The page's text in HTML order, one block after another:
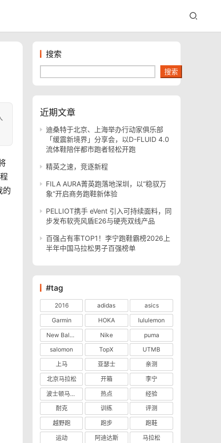
的
搜索
搜索
近期文章
迪桑特于北京、上海举办行动家俱乐部
「缓震新境界」分享会，以D-FLUID 4.0
流体鞋陪伴都市跑者轻松开跑
精英之速，竞逐新程
FILA AURA菁英跑落地深圳，以“稳驭万
象”开启商务跑鞋新体验
PELLIOT携手 eVent 引入可持续面料，同
步发布软壳风盾E26与硬壳双线产品
百强占有率TOP1！李宁跑鞋霸榜2026上
半年中国马拉松男子百强榜单
#tag
2016 adidas
asics
Garmin
HOKA
lululemon
New Balance
Nike
puma
salomon
TopX
UTMB
上马
亚瑟士
亲测
北京马拉松
开箱
李宁
波士顿马拉松
热点
经验
耐克
训练
评测
越野跑
跑步
跑鞋
运动
阿迪达斯 马拉松